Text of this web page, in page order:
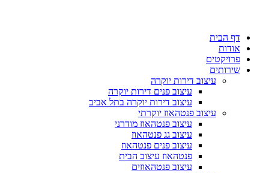
דף הבית
אודות
פרויקטים
שירותים
עיצוב דירות יוקרה
עיצוב פנים דירות יוקרה
עיצוב דירות יוקרה בתל אביב
עיצוב פנטהאוז יוקרתי
עיצוב פנטהאוז מודרני
עיצוב גג פנטהאוז
עיצוב פנים פנטהאוז
פנטהאוז עיצוב הבית
עיצוב פנטהאוזים